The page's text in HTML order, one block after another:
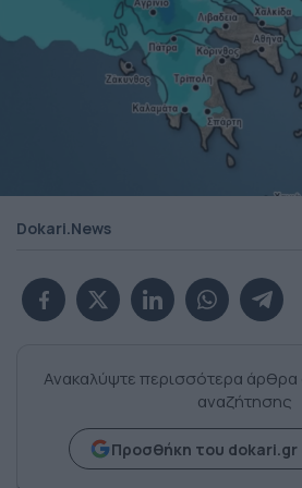
Dokari.News
Ανακαλύψτε περισσότερα
αναζήτησης
Προσθήκη του dokari.gr